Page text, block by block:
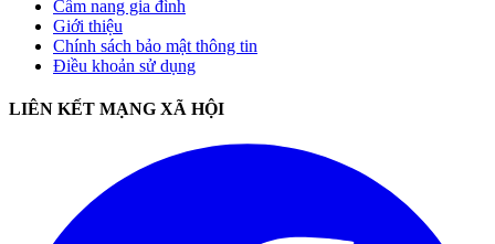
Cẩm nang gia đình
Giới thiệu
Chính sách bảo mật thông tin
Điều khoản sử dụng
LIÊN KẾT MẠNG XÃ HỘI